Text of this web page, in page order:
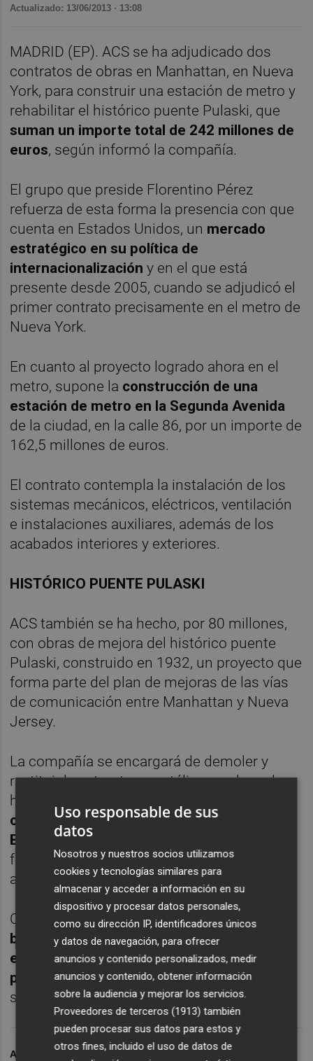
Actualizado: 13/06/2013 · 13:08
MADRID (EP). ACS se ha adjudicado dos
contratos de obras en Manhattan, en Nueva
York, para construir una estación de metro y
rehabilitar el histórico puente Pulaski, que
suman un importe total de 242 millones de
euros, según informó la compañía.
El grupo que preside Florentino Pérez
refuerza de esta forma la presencia con que
cuenta en Estados Unidos, un mercado
estratégico en su política de
internacionalización y en el que está
presente desde 2005, cuando se adjudicó el
primer contrato precisamente en el metro de
Nueva York.
En cuanto al proyecto logrado ahora en el
metro, supone la construcción de una
estación de metro en la Segunda Avenida
de la ciudad, en la calle 86, por un importe de
162,5 millones de euros.
El contrato contempla la instalación de los
sistemas mecánicos, eléctricos, ventilación
e instalaciones auxiliares, además de los
acabados interiores y exteriores.
HISTÓRICO PUENTE PULASKI
ACS también se ha hecho, por 80 millones,
con obras de mejora del histórico puente
Pulaski, construido en 1932, un proyecto que
forma parte del plan de mejoras de las vías
de comunicación entre Manhattan y Nueva
Jersey.
La compañía se encargará de demoler y
restituir la estructura metálica con losa de
hormigón armado del tramo del
comprendido entre el SR-78 y el JFK
Boulevard. Los trabajos se realizarán por
fases con el fin de mantener la estructura
abierta al tráfico.
Con este contrato,la ciudad de Nueva York
busca corregir las actuales "deficiencias
estructurales y de funcionalidad del
puente", mejorando así la condiciones de
seguridad para los usuarios.
ARCHIVADO EN ACS
Uso responsable de sus
datos
Nosotros y nuestros socios utilizamos
cookies y tecnologías similares para
almacenar y acceder a información en su
dispositivo y procesar datos personales,
como su dirección IP, identificadores únicos
y datos de navegación, para ofrecer
anuncios y contenido personalizados, medir
anuncios y contenido, obtener información
sobre la audiencia y mejorar los servicios.
Proveedores de terceros (1913) también
pueden procesar sus datos para estos y
otros fines, incluido el uso de datos de